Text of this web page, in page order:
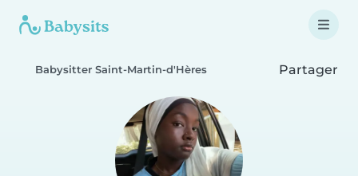
Babysitter Saint-Martin-d'Hères Partager